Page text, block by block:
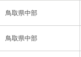
鳥取県中部
鳥取県中部